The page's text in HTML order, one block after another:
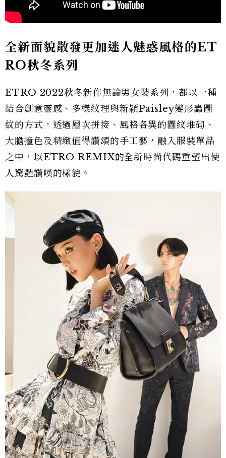
全新面貌散發更加迷人魅惑風格的ET
RO秋冬系列
ETRO 2022秋冬新作無論男女裝系列，都以一種
結合創意靈感、多樣紋理與新穎Paisley變形蟲圖
紋的方式，透過層次拼接、風格各異的圖紋堆砌、
大膽撞色及精緻值得讚頌的手工藝，融入服裝單品
之中，以ETRO REMIX的全新時尚代碼重塑出使
人驚豔讚嘆的樣貌。